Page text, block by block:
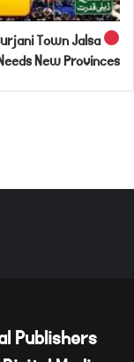
Publishers